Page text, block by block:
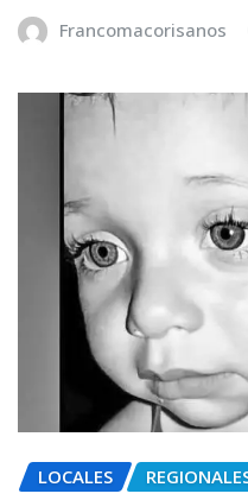
Francomacorisanos
LOCALES